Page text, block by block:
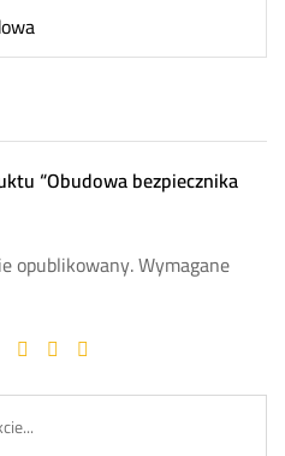
“Obudowa bezpiecznika
opublikowany.Wymagane